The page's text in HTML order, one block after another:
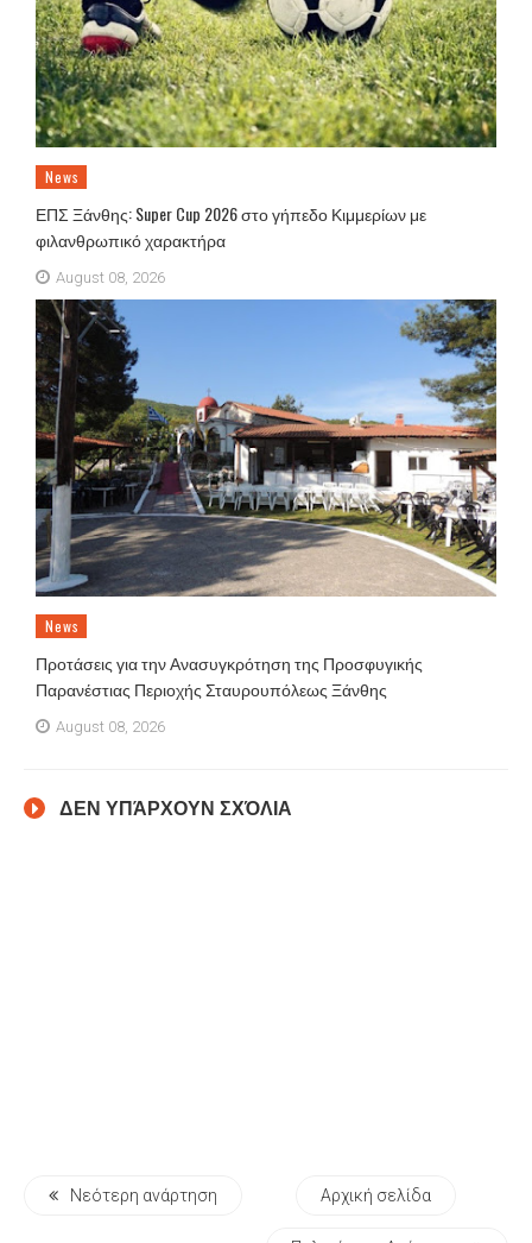
News
ΕΠΣ Ξάνθης: Super Cup 2026 στο γήπεδο Κιμμερίων με
φιλανθρωπικό χαρακτήρα
August 08, 2026
News
Προτάσεις για την Ανασυγκρότηση της Προσφυγικής
Παρανέστιας Περιοχής Σταυρουπόλεως Ξάνθης
August 08, 2026
ΔΕΝ ΥΠΆΡΧΟΥΝ ΣΧΌΛΙΑ
Νεότερη ανάρτηση Αρχική σελίδα